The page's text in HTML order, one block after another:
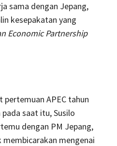
sama dengan Jepang,
kesepakatan yang
Economic Partnership
pertemuan APEC tahun
saat itu, Susilo
dengan PM Jepang,
mengenai